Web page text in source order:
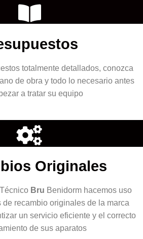
totalmente detallados, conozca
de obra y todo lo necesario antes
a tratar su equipo
Originales
Bru Benidorm hacemos uso
recambio originales de la marca
un servicio eficiente y el correcto
de sus aparatos